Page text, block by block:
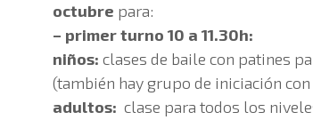
octubre para:
– primer turno 10 a 11.30h:
niños: clases de baile con patines
(también hay grupo de iniciación con
adultos: clase para todos los